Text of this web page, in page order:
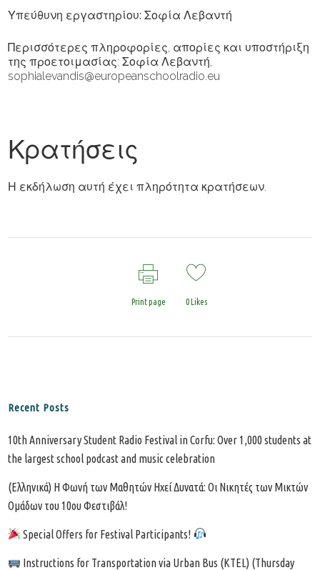
Υπεύθυνη εργαστηρίου: Σοφία Λεβαντή
Περισσότερες πληροφορίες, απορίες και υποστήριξη
της προετοιμασίας: Σοφία Λεβαντή,
sophialevandis@europeanschoolradio.eu
Κρατήσεις
Η εκδήλωση αυτή έχει πληρότητα κρατήσεων.
Print page 0Likes
Recent Posts
10th Anniversary Student Radio Festival in Corfu: Over 1,000 students at
the largest school podcast and music celebration
(Ελληνικά) Η Φωνή των Μαθητών Ηχεί Δυνατά: Οι Νικητές των Μικτών
Ομάδων του 10ου Φεστιβάλ!
Special Offers for Festival Participants!
Instructions for Transportation via Urban Bus (KTEL) (Thursday